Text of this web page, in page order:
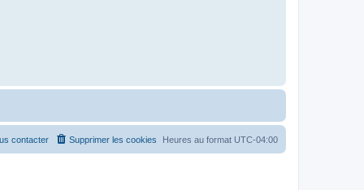
Heures au format UTC-04:00
Supprimer les cookies
contacter